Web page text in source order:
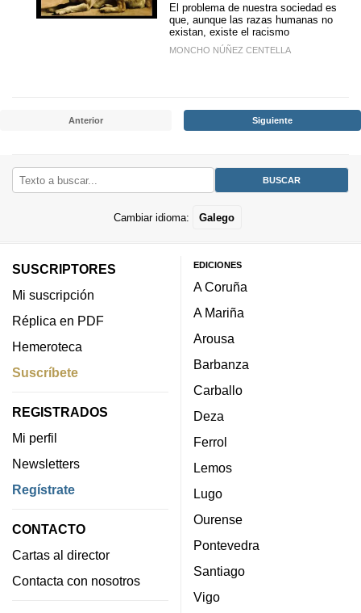
El problema de nuestra sociedad es
que, aunque las razas humanas no
existan, existe el racismo
MONCHO NÚÑEZ CENTELLA
Anterior Siguiente
Cambiar idioma: Galego
SUSCRIPTORES
Mi suscripción
Réplica en PDF
Hemeroteca
Suscríbete
REGISTRADOS
Mi perfil
Newsletters
Regístrate
CONTACTO
Cartas al director
Contacta con nosotros
EDICIONES
A Coruña
A Mariña
Arousa
Barbanza
Carballo
Deza
Ferrol
Lemos
Lugo
Ourense
Pontevedra
Santiago
Vigo